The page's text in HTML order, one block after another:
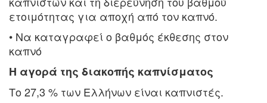
ετοιμότητας για αποχή από τον καπνό.
• Να καταγραφεί ο βαθμός έκθεσης στον
καπνό
Η αγορά της διακοπής καπνίσματος
Το 27,3 % των Ελλήνων είναι καπνιστές.